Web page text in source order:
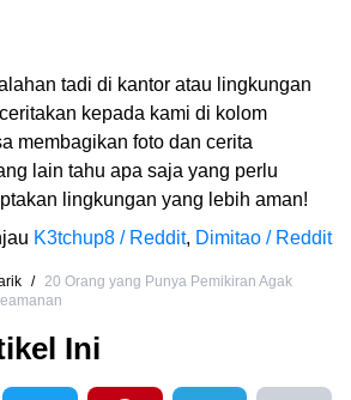
tadi di kantor atau lingkungan
kepada kami di kolom
membagikan foto dan cerita
lain tahu apa saja yang perlu
lingkungan yang lebih aman!
K3tchup8 / Reddit, Dimitao / Reddit
/ 20 Orang yang Punya Pemikiran Agak
Ini